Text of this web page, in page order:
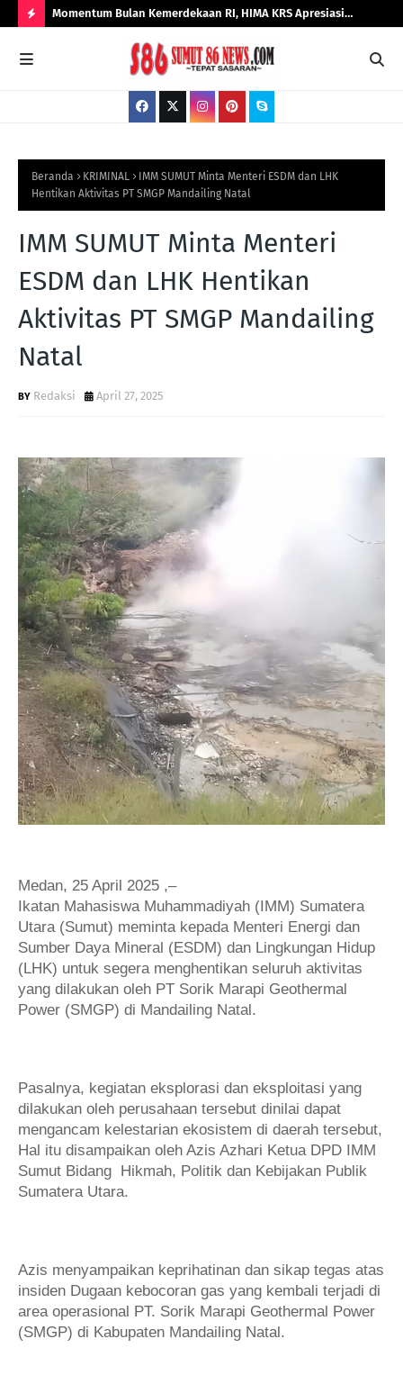
O
S
Momentum Bulan Kemerdekaan RI, HIMA KRS Apresiasi
Kinerja Progresif Kalapas Tanjungbalai, Refin Tua Simanullang
Beranda KRIMINAL
IMM SUMUT Minta Menteri ESDM dan LHK
Hentikan Aktivitas PT SMGP Mandailing Natal
IMM SUMUT Minta Menteri
ESDM dan LHK Hentikan
Aktivitas PT SMGP Mandailing
Natal
Redaksi April 27, 2025
Medan, 25 April 2025 ,–
Ikatan Mahasiswa Muhammadiyah (IMM) Sumatera
Utara (Sumut) meminta kepada Menteri Energi dan
Sumber Daya Mineral (ESDM) dan Lingkungan Hidup
(LHK) untuk segera menghentikan seluruh aktivitas
yang dilakukan oleh PT Sorik Marapi Geothermal
Power (SMGP) di Mandailing Natal.
Pasalnya, kegiatan eksplorasi dan eksploitasi yang
dilakukan oleh perusahaan tersebut dinilai dapat
mengancam kelestarian ekosistem di daerah tersebut,
Hal itu disampaikan oleh Azis Azhari Ketua DPD IMM
Sumut Bidang Hikmah, Politik dan Kebijakan Publik
Sumatera Utara.
Azis menyampaikan keprihatinan dan sikap tegas atas
insiden Dugaan kebocoran gas yang kembali terjadi di
area operasional PT. Sorik Marapi Geothermal Power
(SMGP) di Kabupaten Mandailing Natal.